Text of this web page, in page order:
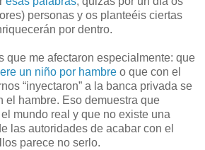
personas y os planteéis ciertas
por dentro.
que me afectaron especialmente: que
un niño por hambre o que con el
“inyectaron” a la banca privada se
el hambre. Eso demuestra que
mundo real y que no existe una
las autoridades de acabar con el
parece no serlo.